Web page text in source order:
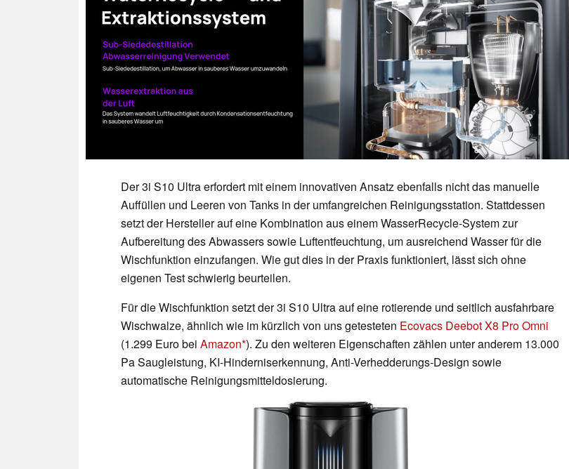
Der 3i S10 Ultra erfordert mit einem innovativen Ansatz ebenfalls nicht das manuelle
Auffüllen und Leeren von Tanks in der umfangreichen Reinigungsstation. Stattdessen
setzt der Hersteller auf eine Kombination aus einem WasserRecycle-System zur
Aufbereitung des Abwassers sowie Luftentfeuchtung, um ausreichend Wasser für die
Wischfunktion einzufangen. Wie gut dies in der Praxis funktioniert, lässt sich ohne
eigenen Test schwierig beurteilen.
Für die Wischfunktion setzt der 3i S10 Ultra auf eine rotierende und seitlich ausfahrbare
Wischwalze, ähnlich wie im kürzlich von uns getesteten Ecovacs Deebot X8 Pro Omni
(1.299 Euro bei Amazon ). Zu den weiteren Eigenschaften zählen unter anderem 13.000
Pa Saugleistung, KI-Hinderniserkennung, Anti-Verhedderungs-Design sowie
automatische Reinigungsmitteldosierung.